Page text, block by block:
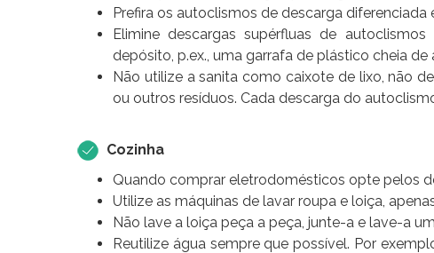
Prefira os autoclismos de descarga
Elimine descargas supérfluas de
depósito, p.ex., uma garrafa de plástico cheia de
Não utilize a sanita como caixote de lixo, não
ou outros resíduos. Cada descarga do
Cozinha
Quando comprar eletrodomésticos opte pelos
Utilize as máquinas de lavar roupa e loiça,
Não lave a loiça peça a peça, junte-a e lave-a
Reutilize água sempre que possível. Por